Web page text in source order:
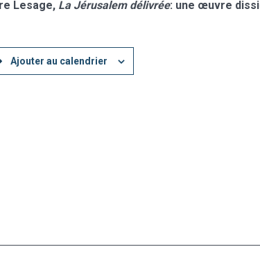
Lesage, La Jérusalem délivrée: une œuvre
Ajouter au calendrier